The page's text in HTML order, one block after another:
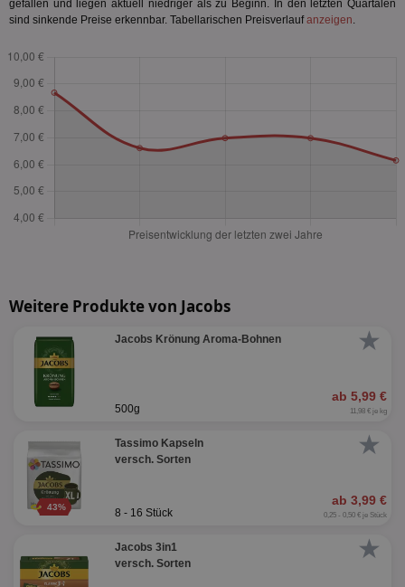
gefallen und liegen aktuell niedriger als zu Beginn. In den letzten Quartalen
sind sinkende Preise erkennbar. Tabellarischen Preisverlaufanzeigen.
Weitere Produkte von Jacobs
★
Jacobs Krönung Aroma-Bohnen
ab 5,99 €
500g 11,98 € je kg
★
43%
Tassimo Kapseln
versch. Sorten
ab 3,99 €
8 - 16 Stück 0,25 - 0,50 € je Stück
★
Jacobs 3in1
versch. Sorten